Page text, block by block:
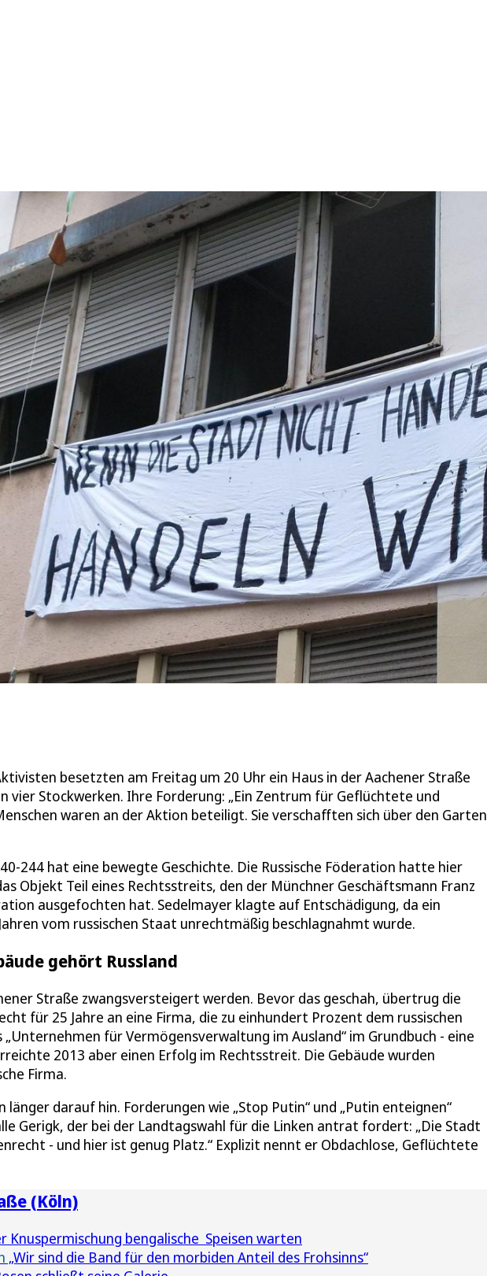
besetzten am Freitag um 20 Uhr ein Haus in der Aachener Straße
vier Stockwerken. Ihre Forderung: „Ein Zentrum für Geflüchtete und
waren an der Aktion beteiligt. Sie verschafften sich über den Garten
244 hat eine bewegte Geschichte. Die Russische Föderation hatte hier
Objekt Teil eines Rechtsstreits, den der Münchner Geschäftsmann Franz
ausgefochten hat. Sedelmayer klagte auf Entschädigung, da ein
vom russischen Staat unrechtmäßig beschlagnahmt wurde.
gehört Russland
Straße zwangsversteigert werden. Bevor das geschah, übertrug die
für 25 Jahre an eine Firma, die zu einhundert Prozent dem russischen
für Vermögensverwaltung im Ausland“ im Grundbuch - eine
2013 aber einen Erfolg im Rechtsstreit. Die Gebäude wurden
Firma.
darauf hin. Forderungen wie „Stop Putin“ und „Putin enteignen“
Gerigk, der bei der Landtagswahl für die Linken antrat fordert: „Die Stadt
- und hier ist genug Platz.“ Explizit nennt er Obdachlose, Geflüchtete
(Köln)
Knuspermischung bengalische Speisen warten
„Wir sind die Band für den morbiden Anteil des Frohsinns“